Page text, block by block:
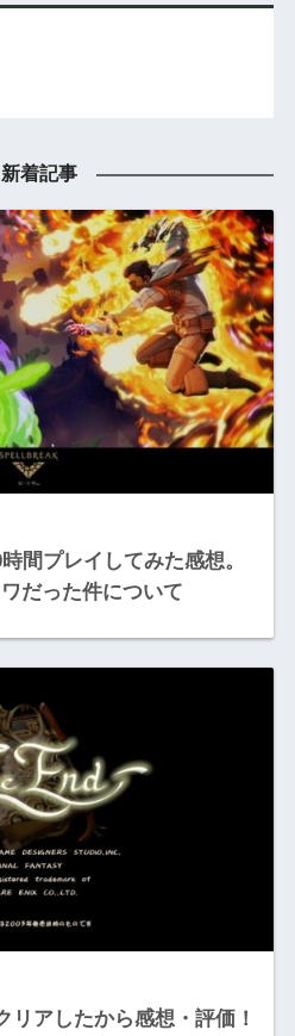
新着記事
間プレイしてみた感想。
だった件について
リアしたから感想・評価！